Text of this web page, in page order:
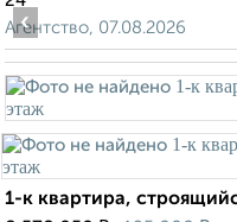
Агентство, 07.08.2026
‹
1-к квартира,